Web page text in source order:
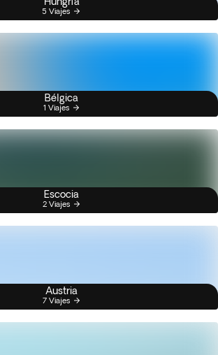
5 Viajes
Bélgica
1 Viajes
Escocia
2 Viajes
Austria
7 Viajes